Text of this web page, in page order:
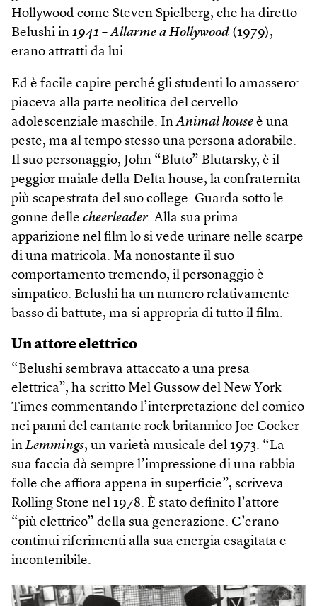
Hollywood come Steven Spielberg, che ha diretto
Belushi in 1941 – Allarme a Holly­wood (1979),
erano attratti da lui.
Ed è facile capire perché gli studenti lo amassero:
piaceva alla parte neolitica del cervello
adolescenziale maschile. InAnimal house è una
peste, ma al tempo stesso una persona adorabile.
Il suo personaggio, John “Bluto” Blutarsky, è il
peggior maiale della Delta house, la confraternita
più scapestrata del suo college. Guarda sotto le
gonne delle cheerleader. Alla sua prima
apparizione nel film lo si vede urinare nelle scarpe
di una matricola. Ma nonostante il suo
comportamento tremendo, il personaggio è
simpatico. Belushi ha un numero relativamente
basso di battute, ma si appropria di tutto il film.
Un attore elettrico
“Belushi sembrava attaccato a una presa
elettrica”, ha scritto Mel Gussow del New York
Times commentando l’interpretazione del comico
nei panni del cantante rock britannico Joe Cocker
in Lemmings, un varietà musicale del 1973. “La
sua faccia dà sempre l’impressione di una rabbia
folle che affiora appena in superficie”, scriveva
Rolling Stone nel 1978. È stato definito l’attore
“più elettrico” della sua generazione. C’erano
continui riferimenti alla sua energia esagitata e
incontenibile.